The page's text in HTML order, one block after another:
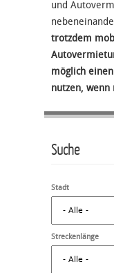
und
trotzdem
möglich
nutzen, wenn
Suche
Stadt
Streckenlänge